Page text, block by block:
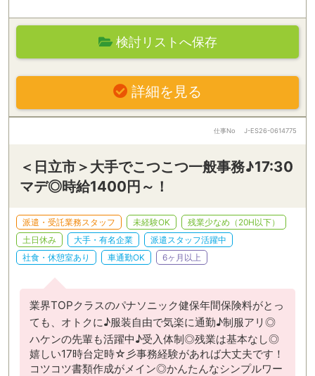
検討リストへ保存
詳細を見る
仕事No J-ES26-0614775
＜日立市＞大手でこつこつ一般事務♪17:30
マデ◎時給1400円～！
派遣・受託業務スタッフ 未経験OK
残業少なめ（20H以下）
土日休み
大手・有名企業
派遣スタッフ活躍中
社食・休憩室あり
車通勤OK 6ヶ月以上
業界TOPクラスのパナソニック健保年間保険料がとっ
ても、オトクに♪服装自由で気楽に通勤♪制服アリ◎
ハケンの先輩も活躍中♪受入体制◎残業は基本なし◎
嬉しい17時台定時☆彡事務経験があれば大丈夫です！
コツコツ書類作成がメイン◎かんたんなシンプルワー